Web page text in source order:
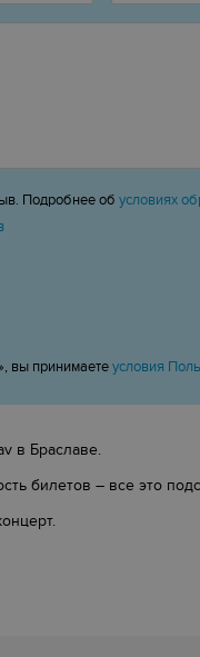
Подробнее об условиях
вы принимаетеусловия
в Браславе.
билетов – все это